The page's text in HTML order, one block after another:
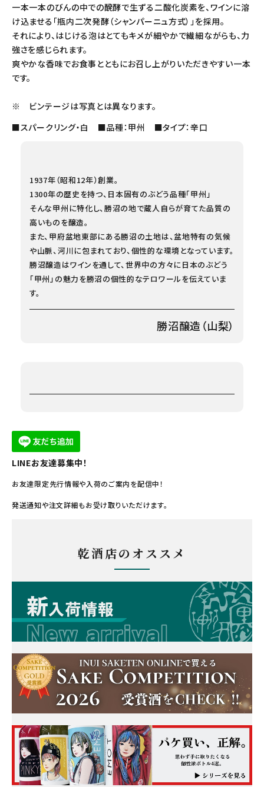
一本一本のびんの中での醗酵で生ずる二酸化炭素を、ワインに溶
け込ませる「瓶内二次発酵（シャンパーニュ方式）」を採用。
それにより、はじける泡はとてもキメが細やかで繊細ながらも、力
強さを感じられます。
爽やかな香味でお食事とともにお召し上がりいただきやすい一本
です。
※ ビンテージは写真とは異なります。
■スパークリング・白 ■品種：甲州 ■タイプ：辛口
1937年（昭和12年）創業。
1300年の歴史を持つ、日本固有のぶどう品種「甲州」
そんな甲州に特化し、勝沼の地で蔵人自らが育てた品質の
高いものを醸造。
また、甲府盆地東部にある勝沼の土地は、盆地特有の気候
や山脈、河川に包まれており、個性的な環境となっています。
勝沼醸造はワインを通して、世界中の方々に日本のぶどう
「甲州」の魅力を勝沼の個性的なテロワールを伝えていま
す。
勝沼醸造（山梨）
LINEお友達募集中！
お友達限定先行情報や入荷のご案内を配信中！
発送通知や注文詳細もお受け取りいただけます。
乾酒店のオススメ